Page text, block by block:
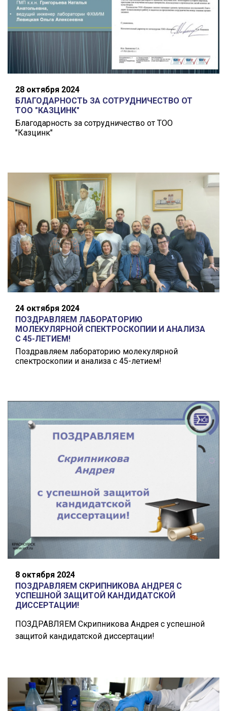
28 октября 2024
БЛАГОДАРНОСТЬ ЗА СОТРУДНИЧЕСТВО ОТ
ТОО "КАЗЦИНК"
Благодарность за сотрудничество от ТОО
"Казцинк"
24 октября 2024
ПОЗДРАВЛЯЕМ ЛАБОРАТОРИЮ
МОЛЕКУЛЯРНОЙ СПЕКТРОСКОПИИ И АНАЛИЗА
С 45-ЛЕТИЕМ!
Поздравляем лабораторию молекулярной
спектроскопии и анализа с 45-летием!
8 октября 2024
ПОЗДРАВЛЯЕМ СКРИПНИКОВА АНДРЕЯ С
УСПЕШНОЙ ЗАЩИТОЙ КАНДИДАТСКОЙ
ДИССЕРТАЦИИ!
ПОЗДРАВЛЯЕМ Скрипникова Андрея с успешной
защитой кандидатской диссертации!